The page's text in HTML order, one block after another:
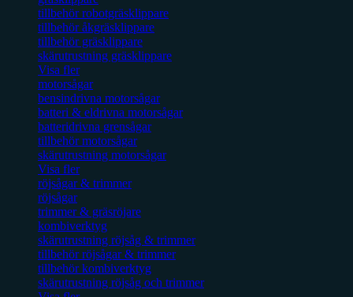
tillbehör robotgräsklippare
tillbehör åkgräsklippare
tillbehör gräsklippare
skärutrustning gräsklippare
Visa fler
motorsågar
bensindrivna motorsågar
batteri & eldrivna motorsågar
batteridrivna grensågar
tillbehör motorsågar
skärutrustning motorsågar
Visa fler
röjsågar & trimmer
röjsågar
trimmer & gräsröjare
kombiverktyg
skärutrustning röjsåg & trimmer
tillbehör röjsågar & trimmer
tillbehör kombiverktyg
skärutrustning röjsåg och trimmer